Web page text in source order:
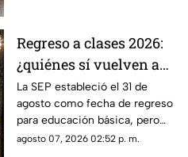
Regreso a clases 2026:
¿quiénes sí vuelven a
las aulas el 31 de
agosto?
La SEP estableció el 31 de
agosto como fecha de regreso
para educación básica, pero
algunos estudiantes tendrán
agosto 07, 2026 02:52 p. m.